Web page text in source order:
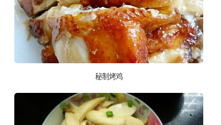
秘制烤鸡